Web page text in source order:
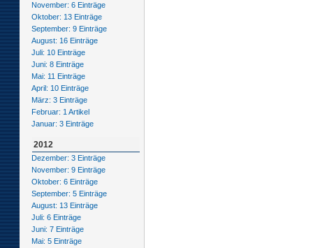
November: 6 Einträge
Oktober: 13 Einträge
September: 9 Einträge
August: 16 Einträge
Juli: 10 Einträge
Juni: 8 Einträge
Mai: 11 Einträge
April: 10 Einträge
März: 3 Einträge
Februar: 1 Artikel
Januar: 3 Einträge
2012
Dezember: 3 Einträge
November: 9 Einträge
Oktober: 6 Einträge
September: 5 Einträge
August: 13 Einträge
Juli: 6 Einträge
Juni: 7 Einträge
Mai: 5 Einträge